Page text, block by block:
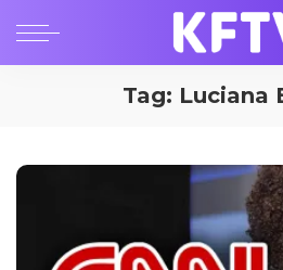
Tag: Luciana